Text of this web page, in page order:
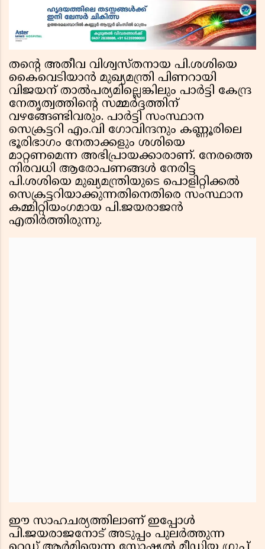
തന്റെ അതീവ വിശ്വസ്തനായ പി.ശശിയെ
കൈവെടിയാന്‍ മുഖ്യമന്ത്രി പിണറായി
വിജയന് താല്‍പര്യമില്ലെങ്കിലും പാര്‍ട്ടി കേന്ദ്ര
നേതൃത്വത്തിന്റെ സമ്മര്‍ദ്ദത്തിന്
വഴങ്ങേണ്ടിവരും. പാര്‍ട്ടി സംസ്ഥാന
സെക്രട്ടറി എം.വി ഗോവിന്ദനും കണ്ണൂരിലെ
ഭൂരിഭാഗം നേതാക്കളും ശശിയെ
മാറ്റണമെന്ന അഭിപ്രായക്കാരാണ്. നേരത്തെ
നിരവധി ആരോപണങ്ങള്‍ നേരിട്ട
പി.ശശിയെ മുഖ്യമന്ത്രിയുടെ പൊളിറ്റിക്കല്‍
സെക്രട്ടറിയാക്കുന്നതിനെതിരെ സംസ്ഥാന
കമ്മിറ്റിയംഗമായ പി.ജയരാജന്‍
എതിര്‍ത്തിരുന്നു.
ഈ സാഹചര്യത്തിലാണ് ഇപ്പോള്‍
പി.ജയരാജനോട് അടുപ്പം പുലര്‍ത്തുന്ന